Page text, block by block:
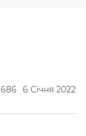
686 6 Січня 2022